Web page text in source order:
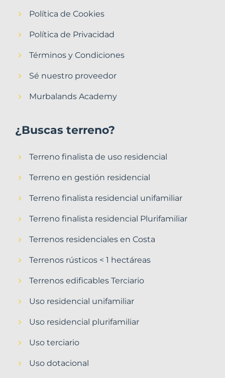
Política de Cookies
Política de Privacidad
Términos y Condiciones
Sé nuestro proveedor
Murbalands Academy
¿Buscas terreno?
Terreno finalista de uso residencial
Terreno en gestión residencial
Terreno finalista residencial unifamiliar
Terreno finalista residencial Plurifamiliar
Terrenos residenciales en Costa
Terrenos rústicos < 1 hectáreas
Terrenos edificables Terciario
Uso residencial unifamiliar
Uso residencial plurifamiliar
Uso terciario
Uso dotacional